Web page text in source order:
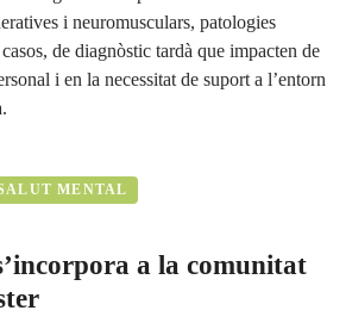
i neuromusculars, patologies
de diagnòstic tardà que impacten de
i en la necessitat de suport a l’entorn
MENTAL
a la comunitat